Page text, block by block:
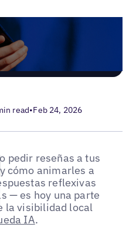
read•Feb 24, 2026
pedir reseñas a tus
cómo animarles a
reflexivas
— es hoy una parte
la visibilidad local
IA.